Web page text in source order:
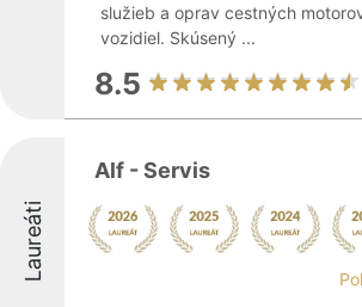
služieb a oprav cestných
vozidiel. Skúsený ...
8.5
Laureáti
Alf - Servis